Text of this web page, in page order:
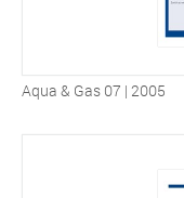
Aqua & Gas 07 | 2005